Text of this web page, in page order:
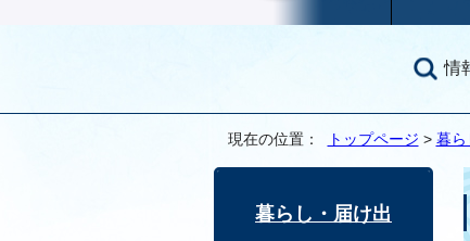
情
現在の位置： トップページ > 暮ら
暮らし・届け出